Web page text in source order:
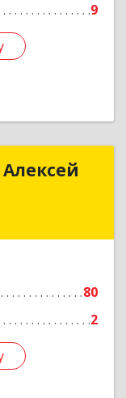
9
80
2
Алексей
Подробнее